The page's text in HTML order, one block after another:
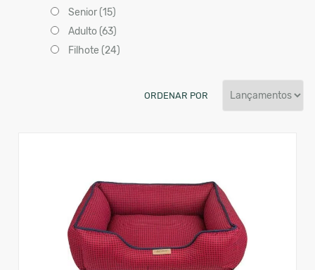
Senior (15)
Adulto (63)
Filhote (24)
ORDENAR POR